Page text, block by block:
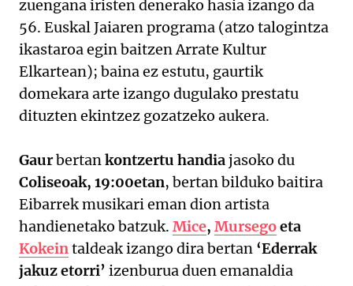
zuengana iristen denerako hasia izango da
56. Euskal Jaiaren programa (atzo talogintza
ikastaroa egin baitzen Arrate Kultur
Elkartean); baina ez estutu, gaurtik
domekara arte izango dugulako prestatu
dituzten ekintzez gozatzeko aukera.
Gaurbertankontzertu handiajasoko du
Coliseoak, 19:00etan, bertan bilduko baitira
Eibarrek musikari eman dion artista
handienetako batzuk. Mice, Mursegoeta
Kokeintaldeak izango dira bertan ‘Ederrak
jakuz etorri’ izenburua duen emanaldia